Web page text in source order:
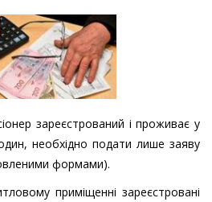
зареєстрований і проживає у
необхідно подати лише заяву
формами).
приміщенні зареєстровані